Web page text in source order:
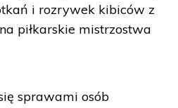
i rozrywek kibiców z
piłkarskie mistrzostwa
sprawami osób